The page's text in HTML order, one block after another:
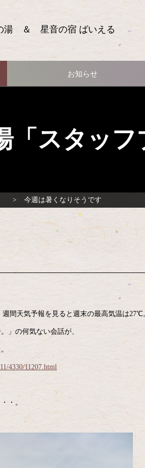
湯 ＆ 星音の宿 ばいえる
お知らせ
「スタッフ
今週は暑くなりそうです
天気予報を見ると週末の最高気温は27℃
」の何気ない会話が、
4330/11207.html
・。